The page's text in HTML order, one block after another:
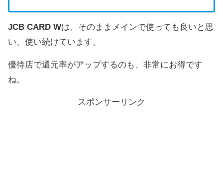
JCB CARD Wは、そのままメインで使っても良いと思
い、使い続けています。
優待店で還元率がアップするのも、非常にお得です
ね。
スポンサーリンク